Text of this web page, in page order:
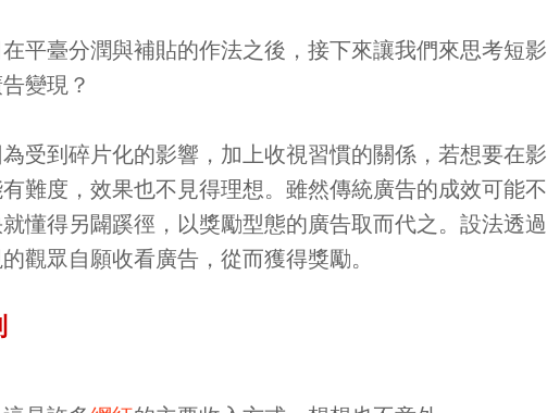
平臺分潤與補貼的作法之後，接下來讓我們來思考短影
變現？
受到碎片化的影響，加上收視習慣的關係，若想要在影
難度，效果也不見得理想。雖然傳統廣告的成效可能不
懂得另闢蹊徑，以獎勵型態的廣告取而代之。設法透過
觀眾自願收看廣告，從而獲得獎勵。